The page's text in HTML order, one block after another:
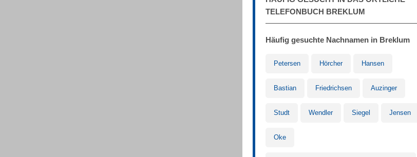
TELEFONBUCH BREKLUM
Häufig gesuchte Nachnamen in Breklum
Petersen Hörcher Hansen
Bastian Friedrichsen Auzinger
Studt Wendler Siegel Jensen
Oke